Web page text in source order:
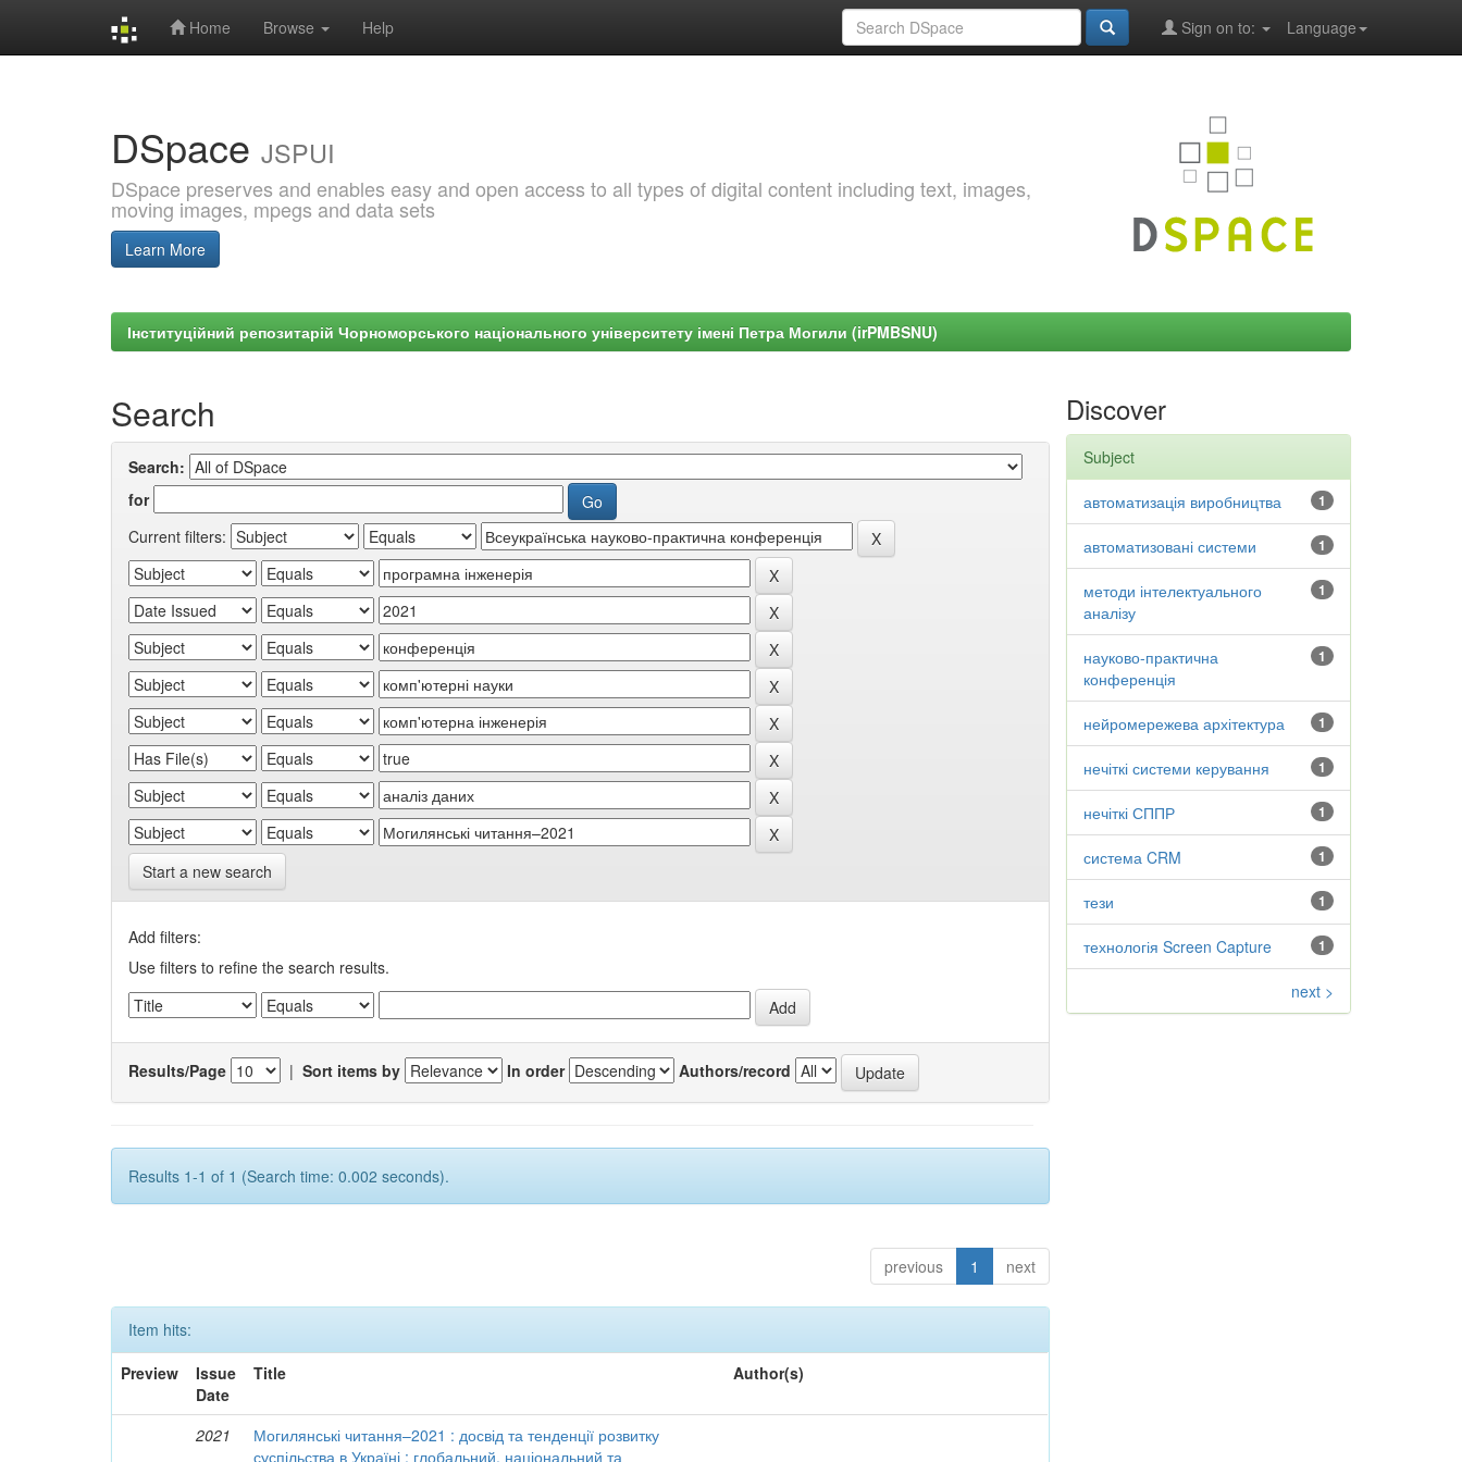
Home Browse Help Language
Sign on to:
DSpace JSPUI
DSpace preserves and enables easy and open access to all types of digital content including text, images,
moving images, mpegs and data sets
Learn More
Інституційний репозитарій Чорноморського національного університету імені Петра Могили (irPMBSNU)
Search
Search:
for
Current filters:
Start a new search
Add filters:
Use filters to refine the search results.
Results/Page | Sort items by In order Authors/record
Results 1-1 of 1 (Search time: 0.002 seconds).
previous 1 next
Item hits:
Preview
Issue
Date
Title Author(s)
2021
Могилянські читання–2021 : досвід та тенденції розвитку
суспільства в Україні : глобальний, національний та
Discover
Subject
1
автоматизація виробництва
1
автоматизовані системи
1
методи інтелектуального
аналізу
1
науково-практична
конференція
1
нейромережева архітектура
1
нечіткі системи керування
1
нечіткі СППР
1
система CRM
1
тези
1
технологія Screen Capture
next >